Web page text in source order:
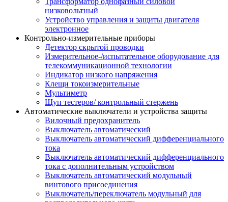
низковольтный
Устройство управления и защиты двигателя
электронное
Контрольно-измерительные приборы
Детектор скрытой проводки
Измерительное-/испытательное оборудование для
телекоммуникационной технологии
Индикатор низкого напряжения
Клещи токоизмерительные
Мультиметр
Щуп тестеров/ контрольный стержень
Автоматические выключатели и устройства защиты
Вилочный предохранитель
Выключатель автоматический
Выключатель автоматический дифференциального
тока
Выключатель автоматический дифференциального
тока с дополнительным устройством
Выключатель автоматический модульный
винтового присоединения
Выключатель/переключатель модульный для